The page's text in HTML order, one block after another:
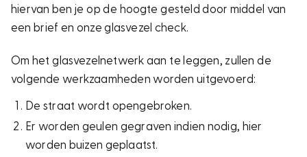
hiervan ben je op de hoogte gesteld door middel van
een brief en onze glasvezel check.
Om het glasvezelnetwerk aan te leggen, zullen de
volgende werkzaamheden worden uitgevoerd:
De straat wordt opengebroken.
Er worden geulen gegraven indien nodig, hier
worden buizen geplaatst.